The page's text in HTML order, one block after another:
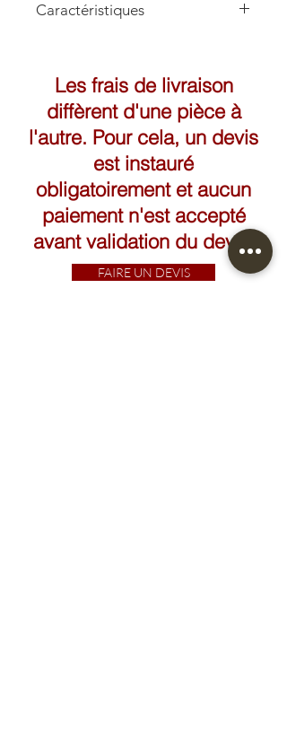
Caractéristiques
Les frais de livraison
diffèrent d'une pièce à
l'autre. Pour cela, un devis
est instauré
obligatoirement et aucun
paiement n'est accepté
avant validation du devis.
FAIRE UN DEVIS